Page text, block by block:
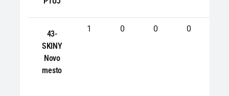
43-
SKINY
Novo
mesto
1 0 0 0